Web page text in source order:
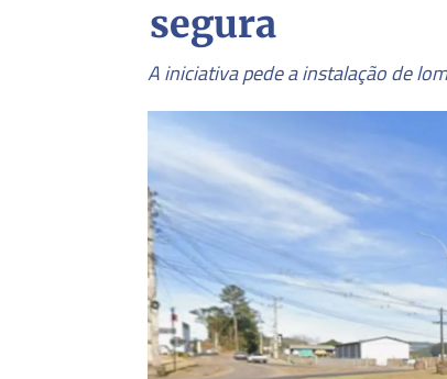
segura
A iniciativa pede a instalação de